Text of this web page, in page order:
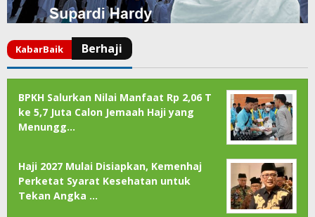
BPKH Salurkan Nilai Manfaat Rp 2,06 T
ke 5,7 Juta Calon Jemaah Haji yang
Menungg…
Haji 2027 Mulai Disiapkan, Kemenhaj
Perketat Syarat Kesehatan untuk
Tekan Angka …